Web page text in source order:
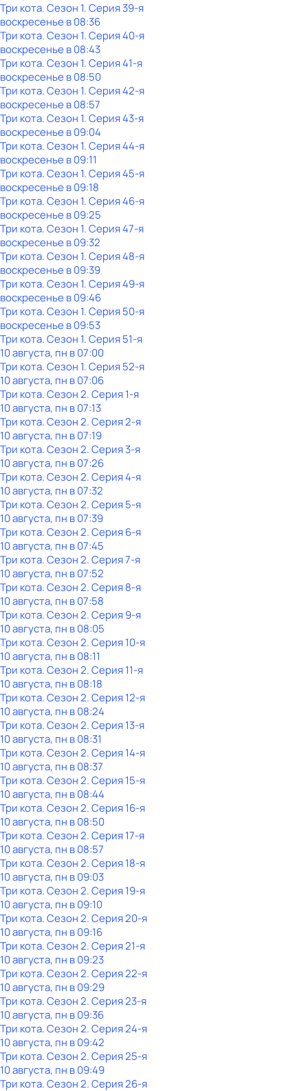
Три кота. Сезон 1. Серия 39-я
воскресенье в08:36
Три кота. Сезон 1. Серия 40-я
воскресенье в08:43
Три кота. Сезон 1. Серия 41-я
воскресенье в08:50
Три кота. Сезон 1. Серия 42-я
воскресенье в08:57
Три кота. Сезон 1. Серия 43-я
воскресенье в09:04
Три кота. Сезон 1. Серия 44-я
воскресенье в09:11
Три кота. Сезон 1. Серия 45-я
воскресенье в09:18
Три кота. Сезон 1. Серия 46-я
воскресенье в09:25
Три кота. Сезон 1. Серия 47-я
воскресенье в09:32
Три кота. Сезон 1. Серия 48-я
воскресенье в09:39
Три кота. Сезон 1. Серия 49-я
воскресенье в09:46
Три кота. Сезон 1. Серия 50-я
воскресенье в09:53
Три кота. Сезон 1. Серия 51-я
10 августа, пн в 07:00
Три кота. Сезон 1. Серия 52-я
10 августа, пн в 07:06
Три кота. Сезон 2. Серия 1-я
10 августа, пн в 07:13
Три кота. Сезон 2. Серия 2-я
10 августа, пн в 07:19
Три кота. Сезон 2. Серия 3-я
10 августа, пн в 07:26
Три кота. Сезон 2. Серия 4-я
10 августа, пн в 07:32
Три кота. Сезон 2. Серия 5-я
10 августа, пн в 07:39
Три кота. Сезон 2. Серия 6-я
10 августа, пн в 07:45
Три кота. Сезон 2. Серия 7-я
10 августа, пн в 07:52
Три кота. Сезон 2. Серия 8-я
10 августа, пн в 07:58
Три кота. Сезон 2. Серия 9-я
10 августа, пн в 08:05
Три кота. Сезон 2. Серия 10-я
10 августа, пн в 08:11
Три кота. Сезон 2. Серия 11-я
10 августа, пн в 08:18
Три кота. Сезон 2. Серия 12-я
10 августа, пн в 08:24
Три кота. Сезон 2. Серия 13-я
10 августа, пн в 08:31
Три кота. Сезон 2. Серия 14-я
10 августа, пн в 08:37
Три кота. Сезон 2. Серия 15-я
10 августа, пн в 08:44
Три кота. Сезон 2. Серия 16-я
10 августа, пн в 08:50
Три кота. Сезон 2. Серия 17-я
10 августа, пн в 08:57
Три кота. Сезон 2. Серия 18-я
10 августа, пн в 09:03
Три кота. Сезон 2. Серия 19-я
10 августа, пн в 09:10
Три кота. Сезон 2. Серия 20-я
10 августа, пн в 09:16
Три кота. Сезон 2. Серия 21-я
10 августа, пн в 09:23
Три кота. Сезон 2. Серия 22-я
10 августа, пн в 09:29
Три кота. Сезон 2. Серия 23-я
10 августа, пн в 09:36
Три кота. Сезон 2. Серия 24-я
10 августа, пн в 09:42
Три кота. Сезон 2. Серия 25-я
10 августа, пн в 09:49
Три кота. Сезон 2. Серия 26-я